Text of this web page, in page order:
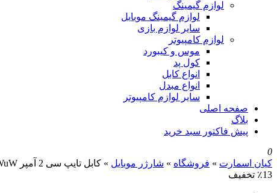
لوازم گیمینگ
لوازم گیمینگ موبایل
سایر لوازم بازی
لوازم کامپیوتر
موس و کیبورد
کول پد
انواع کابل
انواع مبدل
سایر لوازم کامپیوتر
صفحه اصلی
بلاگ
پیش فاکتور سبد خرید
0
کیان اسمارت » فروشگاه » شارژر موبایل » کابل تایپ سی 2 آمپر WuW مدل X166
٪13 تخفیف